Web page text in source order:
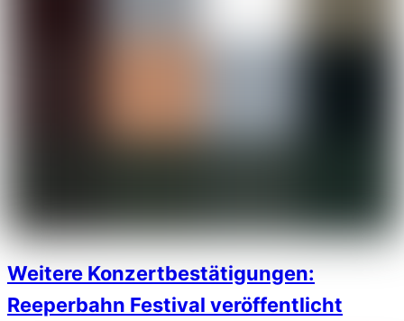
Weitere Konzertbestätigungen:
Reeperbahn Festival veröffentlicht